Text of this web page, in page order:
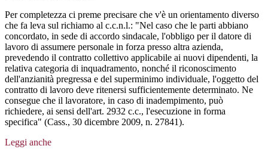
Per completezza ci preme precisare che v'è un orientamento diverso
che fa leva sul richiamo al c.c.n.l.: "Nel caso che le parti abbiano
concordato, in sede di accordo sindacale, l'obbligo per il datore di
lavoro di assumere personale in forza presso altra azienda,
prevedendo il contratto collettivo applicabile ai nuovi dipendenti, la
relativa categoria di inquadramento, nonché il riconoscimento
dell'anzianità pregressa e del superminimo individuale, l'oggetto del
contratto di lavoro deve ritenersi sufficientemente determinato. Ne
consegue che il lavoratore, in caso di inadempimento, può
richiedere, ai sensi dell'art. 2932 c.c., l'esecuzione in forma
specifica" (Cass., 30 dicembre 2009, n. 27841).
Leggi anche